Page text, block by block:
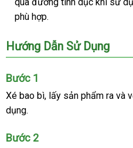
phù hợp.
Hướng Dẫn Sử Dụng
Bước 1
Xé bao bì, lấy sản phẩm ra và
dụng.
Bước 2